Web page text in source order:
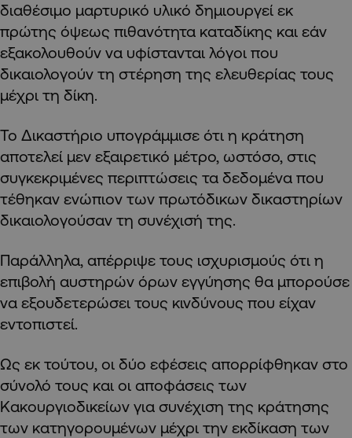
διαθέσιμο μαρτυρικό υλικό δημιουργεί εκ
πρώτης όψεως πιθανότητα καταδίκης και εάν
εξακολουθούν να υφίστανται λόγοι που
δικαιολογούν τη στέρηση της ελευθερίας τους
μέχρι τη δίκη.
Το Δικαστήριο υπογράμμισε ότι η κράτηση
αποτελεί μεν εξαιρετικό μέτρο, ωστόσο, στις
συγκεκριμένες περιπτώσεις τα δεδομένα που
τέθηκαν ενώπιον των πρωτόδικων δικαστηρίων
δικαιολογούσαν τη συνέχισή της.
Παράλληλα, απέρριψε τους ισχυρισμούς ότι η
επιβολή αυστηρών όρων εγγύησης θα μπορούσε
να εξουδετερώσει τους κινδύνους που είχαν
εντοπιστεί.
Ως εκ τούτου, οι δύο εφέσεις απορρίφθηκαν στο
σύνολό τους και οι αποφάσεις των
Κακουργιοδικείων για συνέχιση της κράτησης
των κατηγορουμένων μέχρι την εκδίκαση των